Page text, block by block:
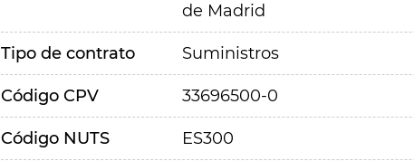
de Madrid
Tipo de contrato Suministros
Código CPV 33696500-0
Código NUTS ES300